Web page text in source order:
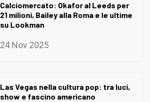
Calciomercato: Okafor al Leeds per
21 milioni, Bailey alla Roma e le ultime
su Lookman
24 Nov 2025
Las Vegas nella cultura pop: tra luci,
show e fascino americano